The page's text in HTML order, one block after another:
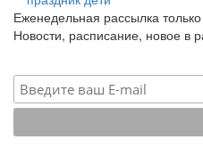
Еженедельная рассылка
Новости, расписание, новое в